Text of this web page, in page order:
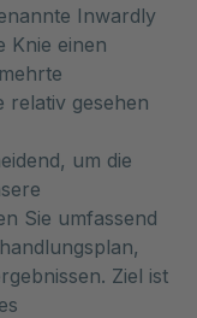
Inwardly
Knie einen
relativ gesehen
um die
Sie umfassend
Ziel ist